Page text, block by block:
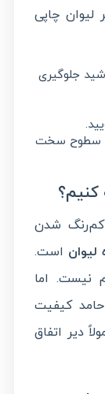
لیوان چاپی
جلوگیری
سطوح سخت
کم‌رنگ شدن
لیوان است.
نیست. اما
کیفیت
دیر اتفاق